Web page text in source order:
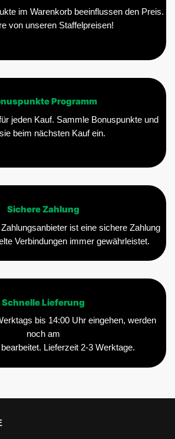
im Warenkorb beeinflussen den Preis.
von unseren Staffelpreisen!
Programm
jeden Kauf. Sammle Bonuspunkte und
beim nächsten Kauf ein.
Sichere Zahlung
ist eine sichere Zahlung
Verbindungen immer gewährleistet.
Schnelle Lieferung
bis 14:00 Uhr eingehen, werden
noch am
Lieferzeit 2-3 Werktage.